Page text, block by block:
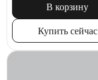
В корзину
Купить сейчас